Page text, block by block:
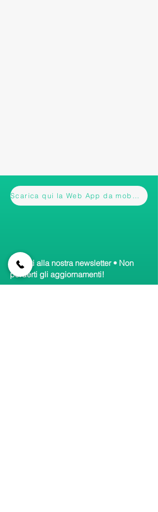
Scarica qui la Web App da mobile
Iscriviti alla nostra newsletter • Non
perderti gli aggiornamenti!